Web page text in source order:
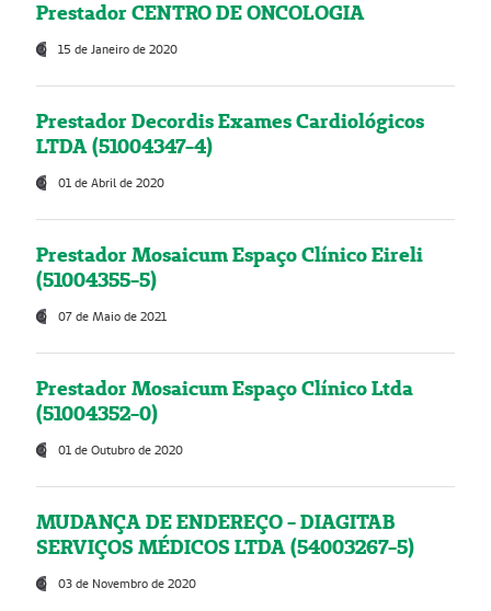
Prestador CENTRO DE ONCOLOGIA
15 de Janeiro de 2020
Prestador Decordis Exames Cardiológicos
LTDA (51004347-4)
01 de Abril de 2020
Prestador Mosaicum Espaço Clínico Eireli
(51004355-5)
07 de Maio de 2021
Prestador Mosaicum Espaço Clínico Ltda
(51004352-0)
01 de Outubro de 2020
MUDANÇA DE ENDEREÇO - DIAGITAB
SERVIÇOS MÉDICOS LTDA (54003267-5)
03 de Novembro de 2020